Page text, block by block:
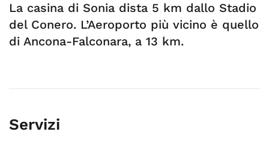
La casina di Sonia dista 5 km dallo Stadio
del Conero. L’Aeroporto più vicino è quello
di Ancona-Falconara, a 13 km.
Servizi